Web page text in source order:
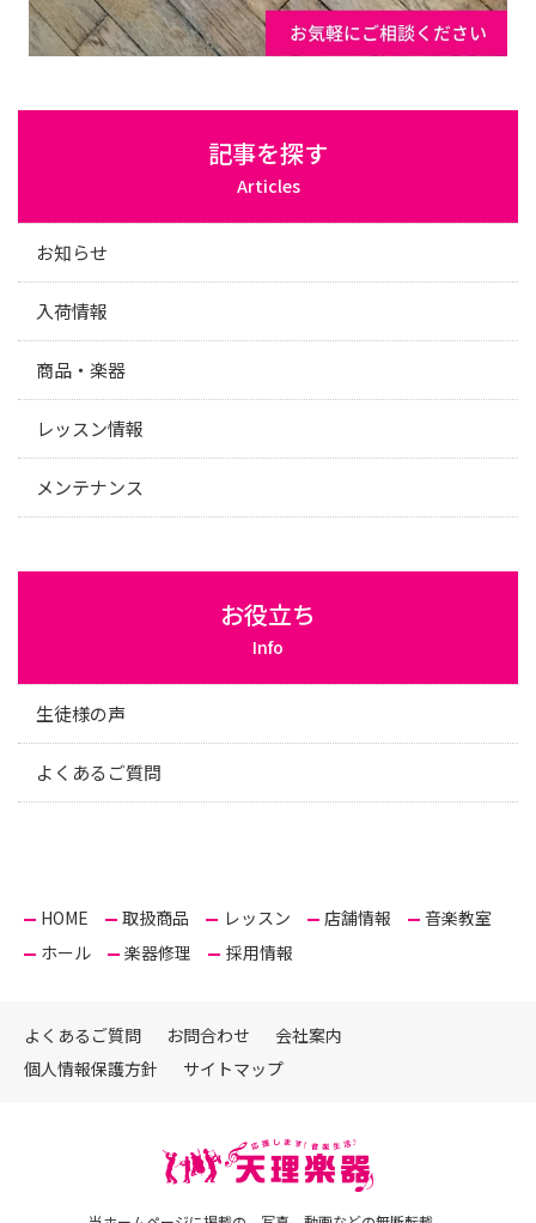
記事を探す
Articles
お知らせ
入荷情報
商品・楽器
レッスン情報
メンテナンス
お役立ち
Info
生徒様の声
よくあるご質問
HOME 取扱商品 レッスン 店舗情報
音楽教室
ホール
楽器修理 採用情報
よくあるご質問 お問合わせ
会社案内
個人情報保護方針
サイトマップ